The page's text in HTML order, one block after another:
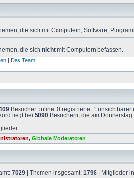
die sich mit Computern, Software,
die sich nicht mit Computern befassen.
| Das Team
Besucher online: 0 registrierte, 1
liegt bei 5090 Besuchern, die am
, Globale Moderatoren
7029 | Themen insgesamt: 1798 | Mitglieder